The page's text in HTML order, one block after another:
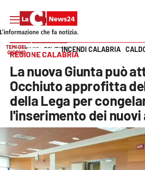
SEZIONI
Cronaca
Politica
Attualità
Vai
TEMI DEL
GIORNO
INCENDI CALABRIA
HOME PAGE POLITICA
REGIONE CALABRIA
La nuova Giunta può
Occhiuto approfitta
della Lega per
l'inserimento dei nuovi